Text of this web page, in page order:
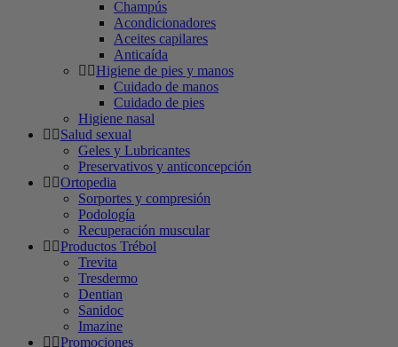
Champús
Acondicionadores
Aceites capilares
Anticaída
Higiene de pies y manos
Cuidado de manos
Cuidado de pies
Higiene nasal
Salud sexual
Geles y Lubricantes
Preservativos y anticoncepción
Ortopedia
Sorportes y compresión
Podología
Recuperación muscular
Productos Trébol
Trevita
Tresdermo
Dentian
Sanidoc
Imazine
Promociones